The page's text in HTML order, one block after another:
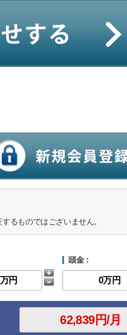
るものではございません。
頭金：